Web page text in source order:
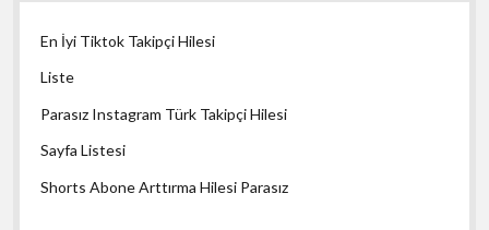
En İyi Tiktok Takipçi Hilesi
Liste
Parasız Instagram Türk Takipçi Hilesi
Sayfa Listesi
Shorts Abone Arttırma Hilesi Parasız